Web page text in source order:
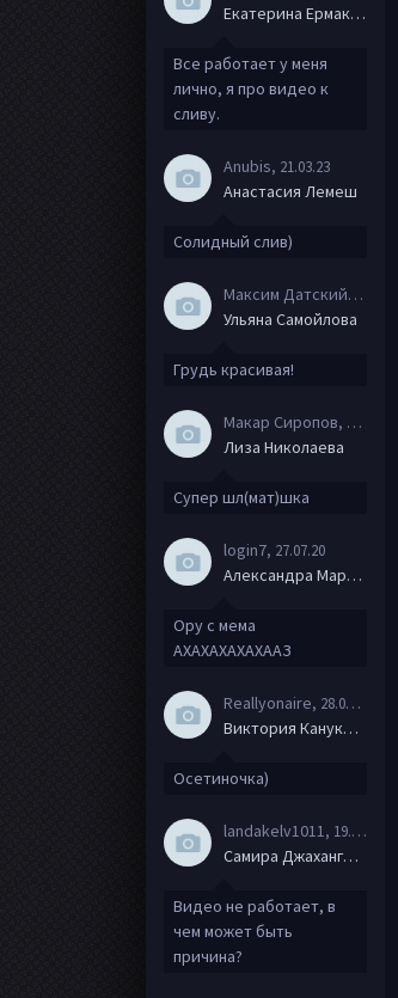
Екатерина Ермакова
Все работает у меня
лично, я про видео к
сливу.
Anubis, 21.03.23
Анастасия Лемеш
Солидный слив)
Максим Датский
, 15.08.20
Ульяна Самойлова
Грудь красивая!
Макар Сиропов, 08.08.20
Лиза Николаева
Супер шл(мат)шка
login7, 27.07.20
Александра Маркова
Ору с мема
АХАХАХАХАХААЗ
Reallyonaire, 28.06.20
Виктория Канукова
Осетиночка)
landakelv1011 , 19.06.20
Самира Джахангирова
Видео не работает, в
чем может быть
причина?